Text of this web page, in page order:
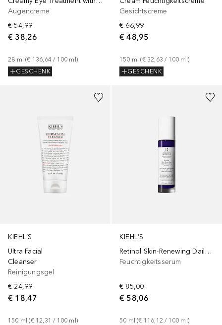
Augencreme
€ 54,99
€ 38,26
28 ml (€ 136,64 / 100 ml )
GESCHENK
Gesichtscreme
€ 66,99
€ 48,95
150 ml (€ 32,63 / 100 ml )
GESCHENK
KIEHL’S
Ultra Facial
Cleanser
Reinigungsgel
€ 24,99
€ 18,47
150 ml (€ 12,31 / 100 ml)
KIEHL’S
Retinol Skin-Renewing Daily Micro-Dose Treatment
Feuchtigkeitsserum
€ 85,00
€ 58,06
50 ml (€ 116,12 / 100 ml)